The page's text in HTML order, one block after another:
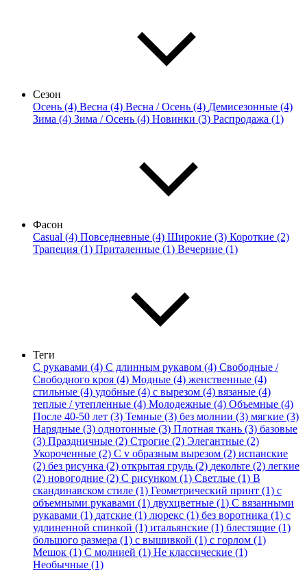
Сезон
Осень (4) Весна (4) Весна / Осень (4) Демисезонные (4)
Зима (4) Зима / Осень (4) Новинки (3) Распродажа (1)
Фасон
Casual (4) Повседневные (4) Широкие (3) Короткие (2)
Трапеция (1) Приталенные (1) Вечерние (1)
Теги
С рукавами (4) С длинным рукавом (4) Свободные /
Свободного кроя (4) Модные (4) женственные (4)
стильные (4) удобные (4) с вырезом (4) вязаные (4)
теплые / утепленные (4) Молодежные (4) Объемные (4)
После 40-50 лет (3) Темные (3) без молнии (3) мягкие (3)
Нарядные (3) однотонные (3) Плотная ткань (3) базовые
(3) Праздничные (2) Строгие (2) Элегантные (2)
Укороченные (2) С v образным вырезом (2) испанские
(2) без рисунка (2) открытая грудь (2) декольте (2) легкие
(2) новогодние (2) С рисунком (1) Светлые (1) В
скандинавском стиле (1) Геометрический принт (1) с
объемными рукавами (1) двухцветные (1) С вязанными
рукавами (1) датские (1) люрекс (1) без воротника (1) с
удлиненной спинкой (1) итальянские (1) блестящие (1)
большого размера (1) с вышивкой (1) с горлом (1)
Мешок (1) С молнией (1) Не классические (1)
Необычные (1)